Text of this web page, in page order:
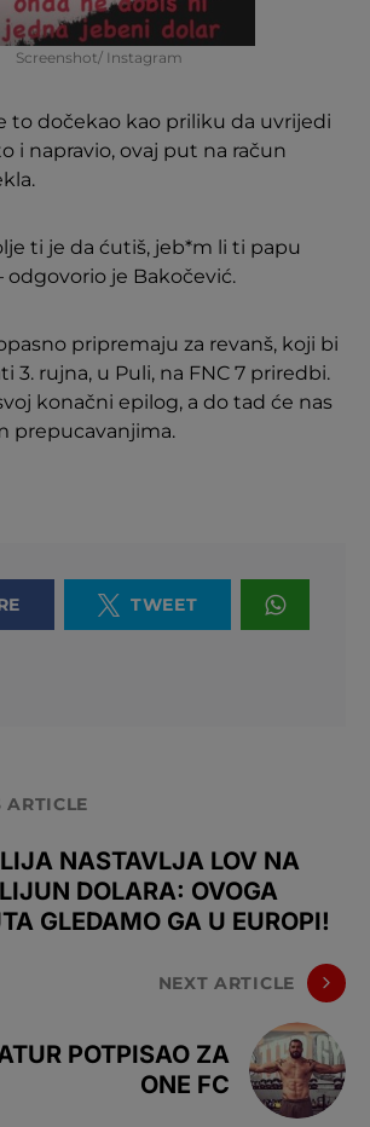
Screenshot/ Instagram
to dočekao kao priliku da uvrijedi
i napravio, ovaj put na račun
ti je da ćutiš, jeb*m li ti papu
odgovorio je Bakočević.
pripremaju za revanš, koji bi
3. rujna, u Puli, na FNC 7 priredbi.
konačni epilog, a do tad će nas
prepucavanjima.
TWEET
ARTICLE
NASTAVLJA LOV NA
DOLARA: OVOGA
GLEDAMO GA U EUROPI!
NEXT ARTICLE
POTPISAO ZA
ONE FC